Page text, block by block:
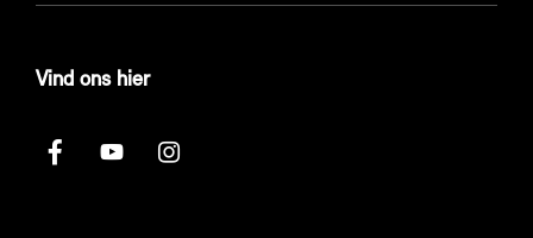
Vind ons hier